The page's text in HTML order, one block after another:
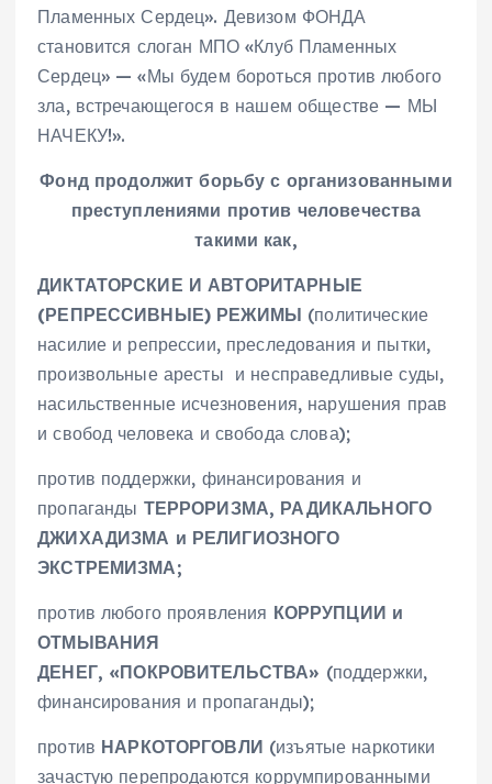
Пламенных Сердец». Девизом ФОНДА
становится слоган МПО «Клуб Пламенных
Сердец» — «Мы будем бороться против любого
зла, встречающегося в нашем обществе — МЫ
НАЧЕКУ!».
Фонд продолжит борьбу с организованными
преступлениями против человечества
такими как,
ДИКТАТОРСКИЕ И АВТОРИТАРНЫЕ
(РЕПРЕССИВНЫЕ) РЕЖИМЫ (политические
насилие и репрессии, преследования и пытки,
произвольные аресты и несправедливые суды,
насильственные исчезновения, нарушения прав
и свобод человека и свобода слова);
против поддержки, финансирования и
пропаганды ТЕРРОРИЗМА, РАДИКАЛЬНОГО
ДЖИХАДИЗМА и РЕЛИГИОЗНОГО
ЭКСТРЕМИЗМА;
против любого проявления КОРРУПЦИИ и
ОТМЫВАНИЯ
ДЕНЕГ, «ПОКРОВИТЕЛЬСТВА» (поддержки,
финансирования и пропаганды);
против НАРКОТОРГОВЛИ (изъятые наркотики
зачастую перепродаются коррумпированными